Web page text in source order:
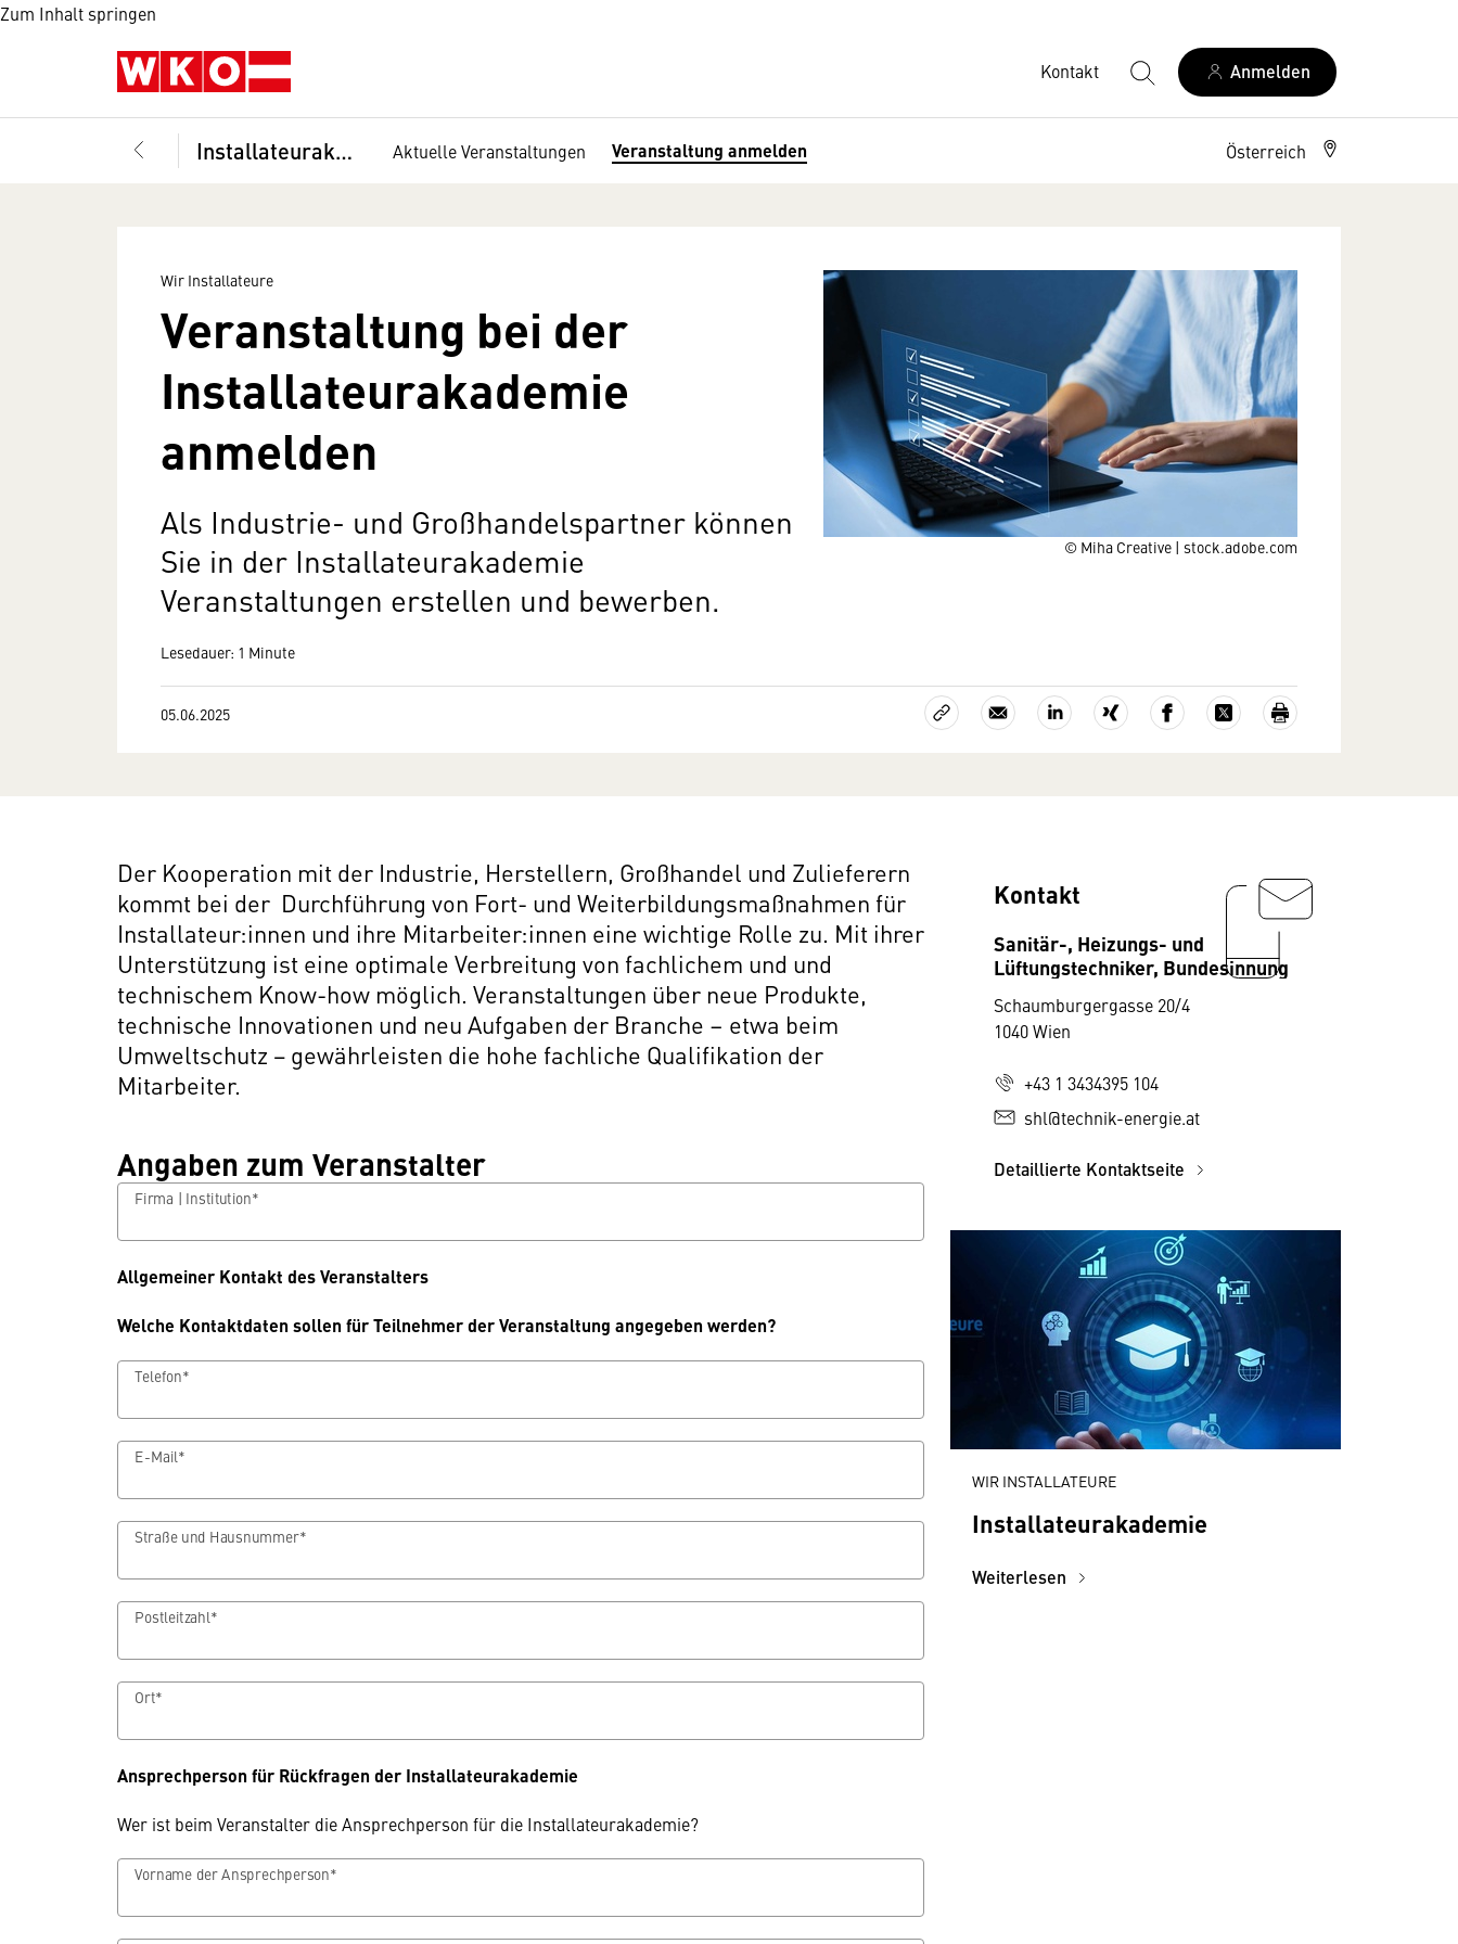
Zum Inhalt springen
Kontakt Anmelden
Installateurakademie Aktuelle Veranstaltungen Veranstaltung anmelden Österreich
© Miha Creative | stock.adobe.com
Wir Installateure
Veranstaltung bei der
Installateurakademie
anmelden
Als Industrie- und Großhandelspartner können
Sie in der Installateurakademie
Veranstaltungen erstellen und bewerben.
Lesedauer: 1 Minute
05.06.2025
Der Kooperation mit der Industrie, Herstellern, Großhandel und Zulieferern
kommt bei der Durchführung von Fort- und Weiterbildungsmaßnahmen für
Installateur:innen und ihre Mitarbeiter:innen eine wichtige Rolle zu. Mit ihrer
Unterstützung ist eine optimale Verbreitung von fachlichem und und
technischem Know-how möglich. Veranstaltungen über neue Produkte,
technische Innovationen und neu Aufgaben der Branche – etwa beim
Umweltschutz − gewährleisten die hohe fachliche Qualifikation der
Mitarbeiter.
Angaben zum Veranstalter
Firma | Institution*
Allgemeiner Kontakt des Veranstalters
Welche Kontaktdaten sollen für Teilnehmer der Veranstaltung angegeben werden?
Telefon*
E-Mail*
Straße und Hausnummer*
Postleitzahl*
Ort*
Ansprechperson für Rückfragen der Installateurakademie
Wer ist beim Veranstalter die Ansprechperson für die Installateurakademie?
Vorname der Ansprechperson*
Kontakt
Sanitär-, Heizungs- und
Lüftungstechniker, Bundesinnung
Schaumburgergasse 20/4
1040 Wien
+43 1 3434395 104
shl@technik-energie.at
Detaillierte Kontaktseite
WIR INSTALLATEURE
Installateurakademie
Weiterlesen